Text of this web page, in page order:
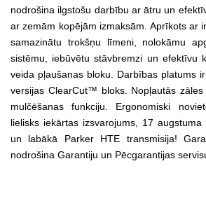
nodrošina ilgstošu darbību ar ātru un
ar zemām kopējām izmaksām. Aprīkots ar
samazinātu trokšņu līmeni, nolokāmu
sistēmu, iebūvētu stāvbremzi un efektīvu
veida pļaušanas bloku. Darbības platums
versijas ClearCut™ bloks. Nopļautās
mulčēšanas funkciju. Ergonomiski
lielisks iekārtas izsvarojums, 17
un labākā Parker HTE transmisija!
nodrošina Garantiju un Pēcgarantijas